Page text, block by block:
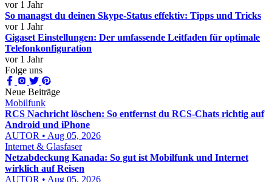
vor 1 Jahr
So managst du deinen Skype-Status effektiv: Tipps und Tricks
vor 1 Jahr
Gigaset Einstellungen: Der umfassende Leitfaden für optimale
Telefonkonfiguration
vor 1 Jahr
Folge uns
Neue Beiträge
Mobilfunk
RCS Nachricht löschen: So entfernst du RCS-Chats richtig auf
Android und iPhone
AUTOR • Aug 05, 2026
Internet & Glasfaser
Netzabdeckung Kanada: So gut ist Mobilfunk und Internet
wirklich auf Reisen
AUTOR • Aug 05, 2026